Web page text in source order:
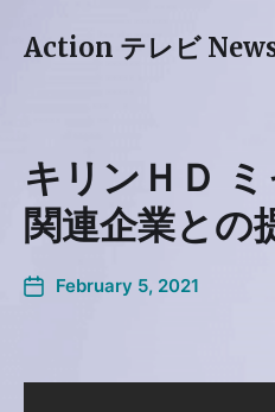
Action テレビ
キリンＨＤ
関連企業との
February 5, 2021